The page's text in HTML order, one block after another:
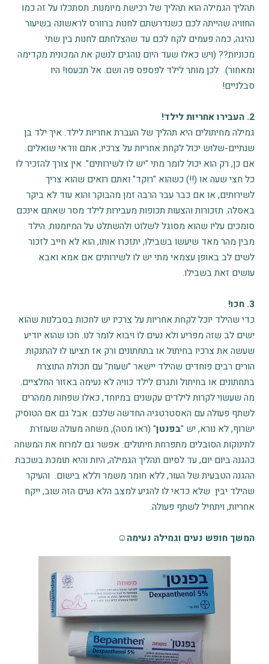
תהליך הגמילה הוא תהליך של רכישת מיומנות. תסתכלו על זה כמו
החוויה שהייתה לכם כשנדרשתם לחנות ברוורס לראשונה בשיעור
נהיגה, כמה פעמים לקח לכם עד שהצלחתם לחנות בין שתי
מכוניות?? (ויש כאלו שעד היום נוהגים לנשק את המכונית מקדימה
ומאחור). לכן מותר לילד לפספס פה ושם. אל תכעסו! היו
סבלניים!
2. העבירו אחריות לילד!
גמילה מחיתולים היא תהליך של העברת אחריות לילד. איך ילד בן
שנתיים-שלוש יכול לקחת אחריות על צרכיו, אתם וודאי שואלים.
אם כן, רק הוא יכול לומר מתי "יש לו לשירותים". אין צורך להזכיר לו
כל חצי שעה או (!!) כשהוא "רוקד" ואתם רואים שהוא צריך
לשירותים, או אם כבר עבר הרבה זמן מהבוקר והוא עוד לא ביקר
באסלה. תזכורות והצעות תכופות מעבירות לילד מסר שאתם אינכם
סומכים עליו שהוא מסוגל לשלוט ולהשתלט על המיומנות. הילד
מבין מהר מאד שיעשו בשבילו, יתזכרו אותו, הוא לא חייב לזכור
לשים לב באופן עצמאי מתי יש לו לשירותים אם אמא ואבא
עושים זאת בשבילו.
3. חכו!
כדי שהילד יוכל לקחת אחריות על צרכיו יש לחכות בסבלנות שהוא
ישים לב שזה מפריע ולא נעים לו ויבוא לומר לנו. חכו שהוא יודיע
שעשה את צרכיו בחיתול או בתחתונים ורק אז תציעו לו להתנקות.
הורים רבים פוחדים שהילד יישאר "שעות" עם תכולת התוצרת
בתחתונים או בחיתול ותגרם לילד כוויה לא נעימה באזור החלציים.
מה שעשוי לקרות לילדים עקשנים במיוחד, כאלו שפחות ממהרים
לשתף פעולה עם האסטרטגיה החדשה שלכם. אבל גם אם הטוסיק
ישרוף, לא נורא, יש "בפנטן" (ראו מטה), משחה מעולה שעוזרת
לתינוקות הסובלים מתפרחת חיתולים. אפשר גם למרוח את המשחה
כהגנה ביום יום, עד לסיום תהליך הגמילה, היות והיא תומכת בשכבת
ההגנה הטבעית של העור, ללא חומר משמר וללא בישום. והעיקר
שהילד יבין שלא כדאי לו להגיע למצב הלא נעים הזה שוב, ייקח
אחריות, ויתחיל לשתף פעולה.
המשך חופש נעים וגמילה נעימה☺